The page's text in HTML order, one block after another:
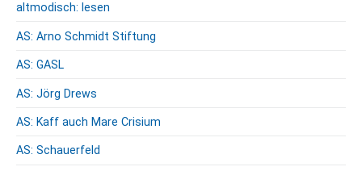
altmodisch: lesen
AS: Arno Schmidt Stiftung
AS: GASL
AS: Jörg Drews
AS: Kaff auch Mare Crisium
AS: Schauerfeld